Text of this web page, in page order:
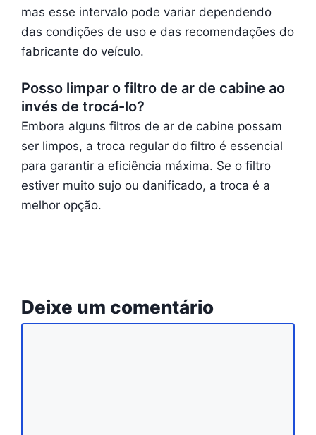
mas esse intervalo pode variar dependendo
das condições de uso e das recomendações do
fabricante do veículo.
Posso limpar o filtro de ar de cabine ao
invés de trocá-lo?
Embora alguns filtros de ar de cabine possam
ser limpos, a troca regular do filtro é essencial
para garantir a eficiência máxima. Se o filtro
estiver muito sujo ou danificado, a troca é a
melhor opção.
Deixe um comentário